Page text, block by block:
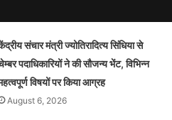
संचार मंत्री ज्योतिरादित्य सिंधिया से
पदाधिकारियों ने की सौजन्य भेंट, विभिन्न
विषयों पर किया आग्रह
August 6, 2026